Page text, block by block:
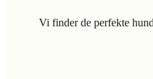
Vi finder de perfekte